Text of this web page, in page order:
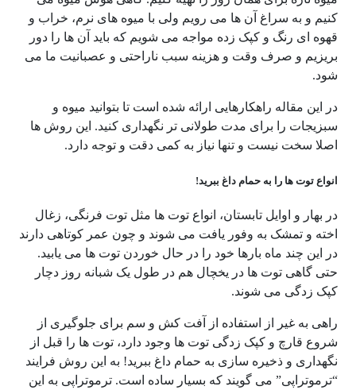
کنیم و به سراغ آن ها می رویم ولی با میوه های نرم، خراب و
قهوه ای رنگ و کپک زده مواجه می شویم که باید آن ها را دور
بریزیم و صرف وقت و هزینه سبب ناراحتی و عصبانیت ما می
شود.
در این مقاله راهکارهایی ارائه شده است تا بتوانید میوه و
سبزیجات را برای مدت طولانی تر نگهداری کنید. این روش ها
اصلا سخت نیست و تنها نیاز به کمی دقت و توجه دارد.
انواع توت ها را به حمام داغ ببرید!
در بهار و اوایل تابستان، انواع توت ها مثل توت فرنگی، زغال
اخته و تمشک به وفور یافت می شوند و چون عمر کوتاهی دارند
در این چند ماه بارها خود را در حال خوردن توت ها می یابید.
حتی گاهی توت ها در یخچال هم در طول یک شبانه روز دچار
کپک زدگی می شوند.
راهی به غیر از استفاده از آفت کش و سم برای جلوگیری از
شروع قارچ و کپک زدگی توت ها وجود دارد، توت ها را قبل از
نگهداری و ذخیره سازی به حمام داغ ببرید! به این روش فرایند
“ترموتراپی” می گویند که بسیار ساده است. ترموتراپی به این